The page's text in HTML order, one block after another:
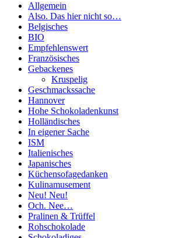
Allgemein
Also. Das hier nicht so…
Belgisches
BIO
Empfehlenswert
Französisches
Gebackenes
Kruspelig
Geschmackssache
Hannover
Hohe Schokoladenkunst
Holländisches
In eigener Sache
ISM
Italienisches
Japanisches
Küchensofagedanken
Kulinamusement
Neu! Neu!
Och. Nee…
Pralinen & Trüffel
Rohschokolade